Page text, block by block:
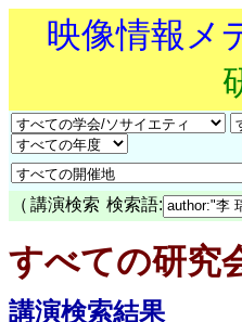
映像情報メ
（ 講演検索 検索語:
すべての研究
講演検索結果